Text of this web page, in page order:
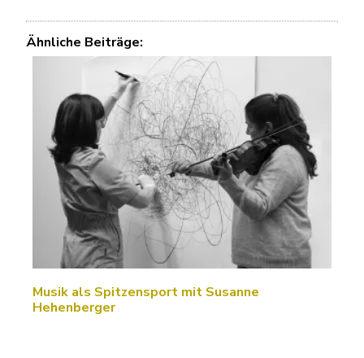
Ähnliche Beiträge:
Musik als Spitzensport mit Susanne
Hehenberger